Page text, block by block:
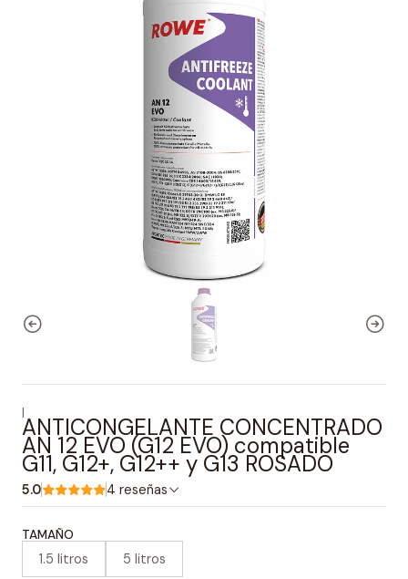
|
ANTICONGELANTE CONCENTRADO
AN 12 EVO (G12 EVO) compatible
G11, G12+, G12++ y G13 ROSADO
5.0 4 reseñas
TAMAÑO
1.5 litros 5 litros